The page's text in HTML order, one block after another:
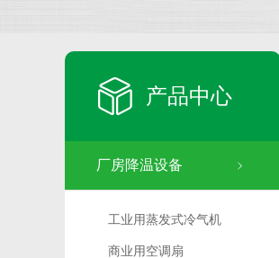
产品中心
厂房降温设备
工业用蒸发式冷气机
商业用空调扇